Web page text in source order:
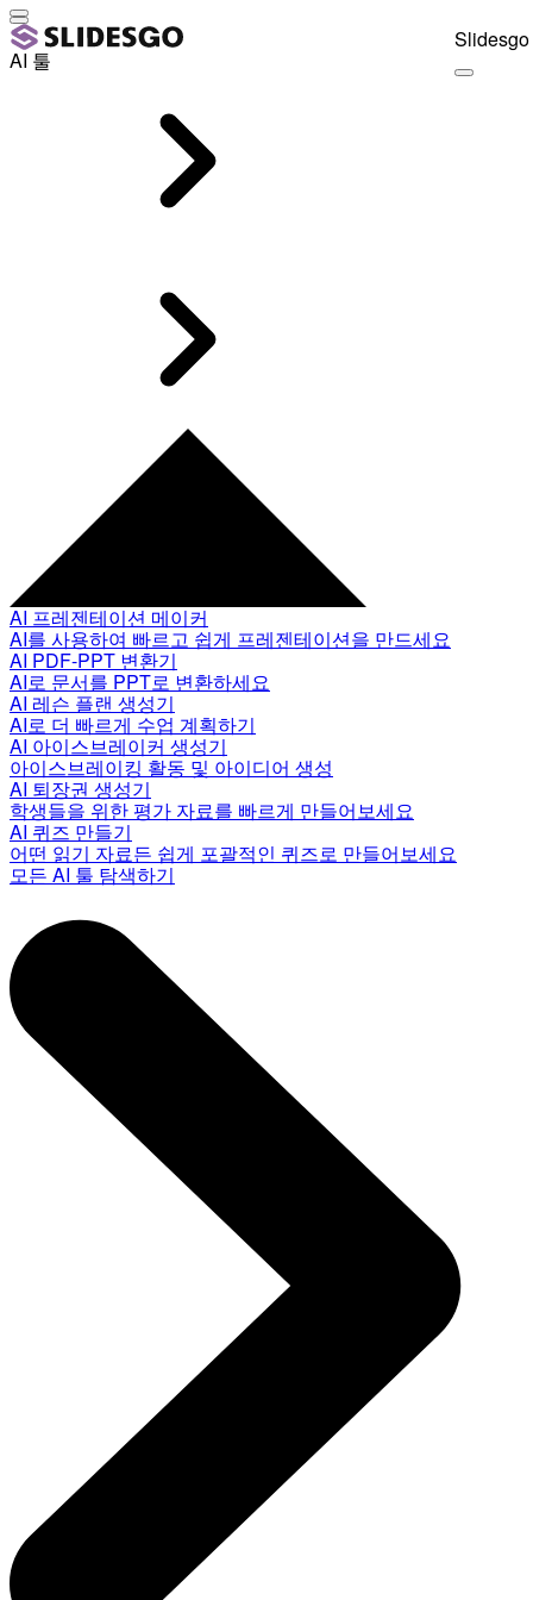
AI 툴
AI 프레젠테이션 메이커
AI를 사용하여 빠르고 쉽게 프레젠테이션을 만드세요
AI PDF-PPT 변환기
AI로 문서를 PPT로 변환하세요
AI 레슨 플랜 생성기
AI로 더 빠르게 수업 계획하기
AI 아이스브레이커 생성기
아이스브레이킹 활동 및 아이디어 생성
AI 퇴장권 생성기
학생들을 위한 평가 자료를 빠르게 만들어보세요
AI 퀴즈 만들기
어떤 읽기 자료든 쉽게 포괄적인 퀴즈로 만들어보세요
모든 AI 툴 탐색하기